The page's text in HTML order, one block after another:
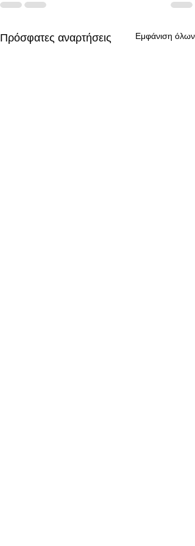
Πρόσφατες αναρτήσεις Εμφάνιση όλων